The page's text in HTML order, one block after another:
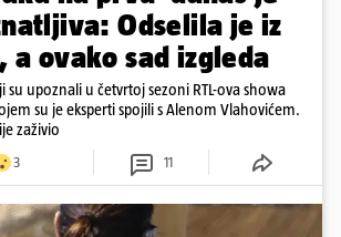
Odselila je iz
a ovako sad izgleda
su upoznali u četvrtoj sezoni RTL-ova showa
su je eksperti spojili s Alenom Vlahovićem.
zaživio
3 11